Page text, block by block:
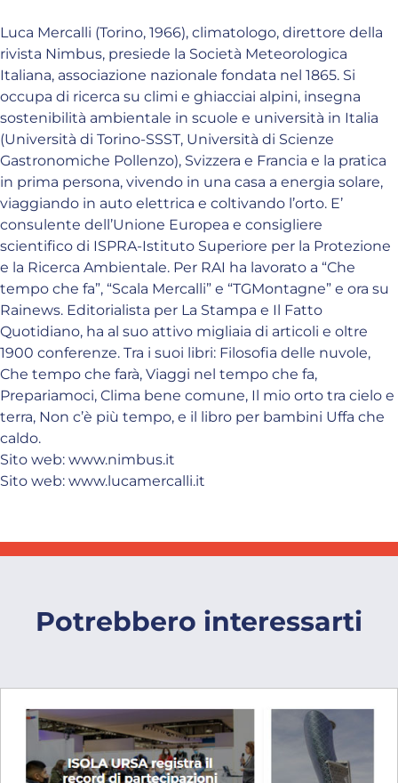
Luca Mercalli (Torino, 1966), climatologo, direttore della
rivista Nimbus, presiede la Società Meteorologica
Italiana, associazione nazionale fondata nel 1865. Si
occupa di ricerca su climi e ghiacciai alpini, insegna
sostenibilità ambientale in scuole e università in Italia
(Università di Torino-SSST, Università di Scienze
Gastronomiche Pollenzo), Svizzera e Francia e la pratica
in prima persona, vivendo in una casa a energia solare,
viaggiando in auto elettrica e coltivando l’orto. E’
consulente dell’Unione Europea e consigliere
scientifico di ISPRA-Istituto Superiore per la Protezione
e la Ricerca Ambientale. Per RAI ha lavorato a “Che
tempo che fa”, “Scala Mercalli” e “TGMontagne” e ora su
Rainews. Editorialista per La Stampa e Il Fatto
Quotidiano, ha al suo attivo migliaia di articoli e oltre
1900 conferenze. Tra i suoi libri: Filosofia delle nuvole,
Che tempo che farà, Viaggi nel tempo che fa,
Prepariamoci, Clima bene comune, Il mio orto tra cielo e
terra, Non c’è più tempo, e il libro per bambini Uffa che
caldo.
Sito web: www.nimbus.it
Sito web: www.lucamercalli.it
Potrebbero interessarti